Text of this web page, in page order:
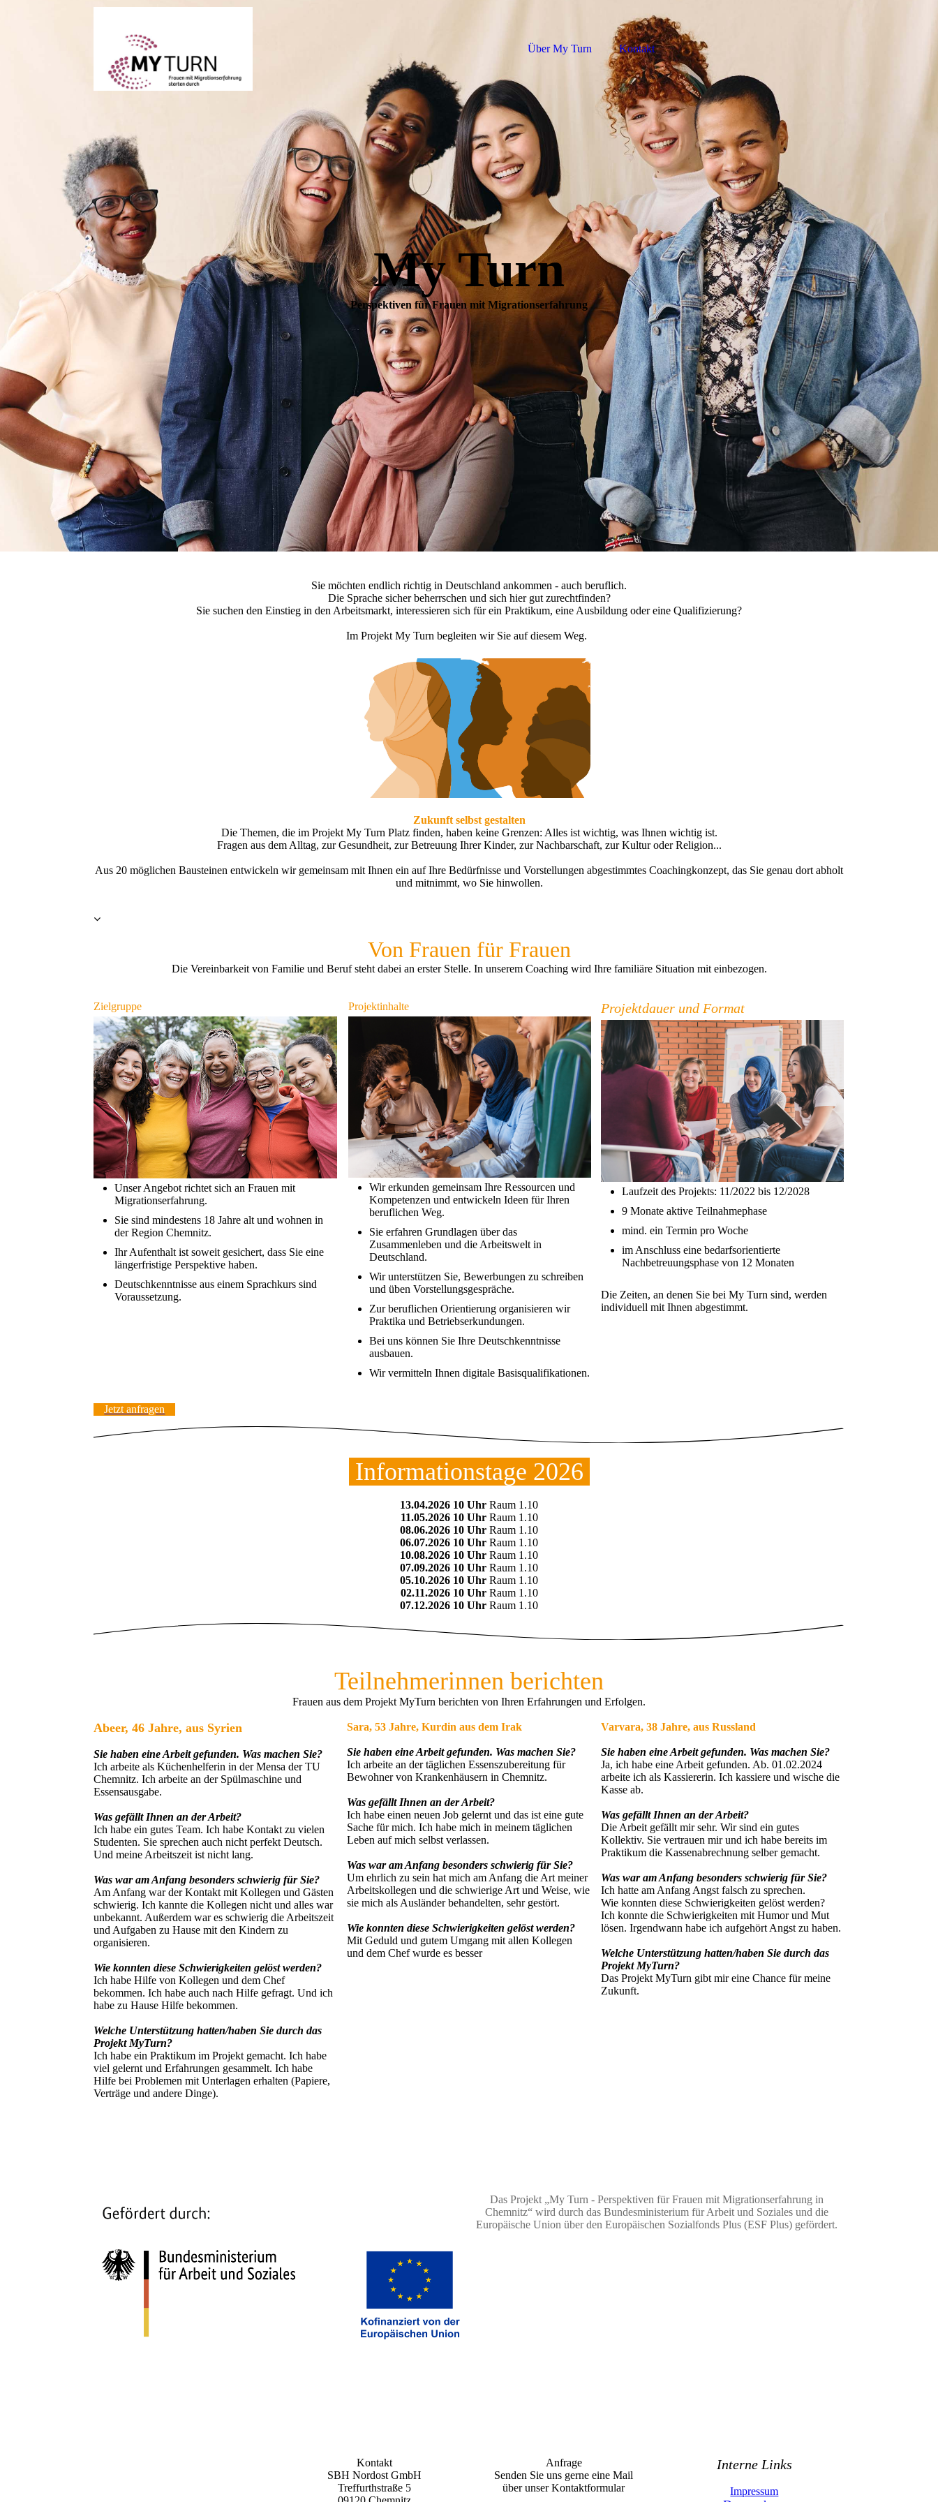
Über My Turn Kontakt
My Turn
Perspektiven für Frauen mit Migrationserfahrung
Sie möchten endlich richtig in Deutschland ankommen - auch beruflich.
Die Sprache sicher beherrschen und sich hier gut zurechtfinden?
Sie suchen den Einstieg in den Arbeitsmarkt, interessieren sich für ein Praktikum, eine Ausbildung oder eine Qualifizierung?
Im Projekt My Turn begleiten wir Sie auf diesem Weg.
Zukunft selbst gestalten
Die Themen, die im Projekt My Turn Platz finden, haben keine Grenzen: Alles ist wichtig, was Ihnen wichtig ist.
Fragen aus dem Alltag, zur Gesundheit, zur Betreuung Ihrer Kinder, zur Nachbarschaft, zur Kultur oder Religion...
Aus 20 möglichen Bausteinen entwickeln wir gemeinsam mit Ihnen ein auf Ihre Bedürfnisse und Vorstellungen abgestimmtes Coachingkonzept, das Sie genau dort abholt
und mitnimmt, wo Sie hinwollen.
Von Frauen für Frauen
Die Vereinbarkeit von Familie und Beruf steht dabei an erster Stelle. In unserem Coaching wird Ihre familiäre Situation mit einbezogen.
Zielgruppe
Unser Angebot richtet sich an Frauen mit
Migrationserfahrung.
Sie sind mindestens 18 Jahre alt und wohnen in
der Region Chemnitz.
Ihr Aufenthalt ist soweit gesichert, dass Sie eine
längerfristige Perspektive haben.
Deutschkenntnisse aus einem Sprachkurs sind
Voraussetzung.
Projektinhalte
Wir erkunden gemeinsam Ihre Ressourcen und
Kompetenzen und entwickeln Ideen für Ihren
beruflichen Weg.
Sie erfahren Grundlagen über das
Zusammenleben und die Arbeitswelt in
Deutschland.
Wir unterstützen Sie, Bewerbungen zu schreiben
und üben Vorstellungsgespräche.
Zur beruflichen Orientierung organisieren wir
Praktika und Betriebserkundungen.
Bei uns können Sie Ihre Deutschkenntnisse
ausbauen.
Wir vermitteln Ihnen digitale Basisqualifikationen.
Projektdauer und Format
Laufzeit des Projekts: 11/2022 bis 12/2028
9 Monate aktive Teilnahmephase
mind. ein Termin pro Woche
im Anschluss eine bedarfsorientierte
Nachbetreuungsphase von 12 Monaten
Die Zeiten, an denen Sie bei My Turn sind, werden
individuell mit Ihnen abgestimmt.
Jetzt anfragen
Informationstage 2026
13.04.2026 10 Uhr Raum 1.10
11.05.2026 10 UhrRaum 1.10
08.06.2026 10 Uhr Raum 1.10
06.07.2026 10 Uhr Raum 1.10
10.08.2026 10 Uhr Raum 1.10
07.09.2026 10 Uhr Raum 1.10
05.10.2026 10 Uhr Raum 1.10
02.11.2026 10 UhrRaum 1.10
07.12.2026 10 Uhr Raum 1.10
Teilnehmerinnen berichten
Frauen aus dem Projekt MyTurn berichten von Ihren Erfahrungen und Erfolgen.
Abeer, 46 Jahre, aus Syrien
Sie haben eine Arbeit gefunden. Was machen Sie?
Ich arbeite als Küchenhelferin in der Mensa der TU
Chemnitz. Ich arbeite an der Spülmaschine und
Essensausgabe.
Was gefällt Ihnen an der Arbeit?
Ich habe ein gutes Team. Ich habe Kontakt zu vielen
Studenten. Sie sprechen auch nicht perfekt Deutsch.
Und meine Arbeitszeit ist nicht lang.
Was war am Anfang besonders schwierig für Sie?
Am Anfang war der Kontakt mit Kollegen und Gästen
schwierig. Ich kannte die Kollegen nicht und alles war
unbekannt. Außerdem war es schwierig die Arbeitszeit
und Aufgaben zu Hause mit den Kindern zu
organisieren.
Wie konnten diese Schwierigkeiten gelöst werden?
Ich habe Hilfe von Kollegen und dem Chef
bekommen. Ich habe auch nach Hilfe gefragt. Und ich
habe zu Hause Hilfe bekommen.
Welche Unterstützung hatten/haben Sie durch das
Projekt MyTurn?
Ich habe ein Praktikum im Projekt gemacht. Ich habe
viel gelernt und Erfahrungen gesammelt. Ich habe
Hilfe bei Problemen mit Unterlagen erhalten (Papiere,
Verträge und andere Dinge).
Sara, 53 Jahre, Kurdin aus dem Irak
Sie haben eine Arbeit gefunden. Was machen Sie?
Ich arbeite an der täglichen Essenszubereitung für
Bewohner von Krankenhäusern in Chemnitz.
Was gefällt Ihnen an der Arbeit?
Ich habe einen neuen Job gelernt und das ist eine gute
Sache für mich. Ich habe mich in meinem täglichen
Leben auf mich selbst verlassen.
Was war am Anfang besonders schwierig für Sie?
Um ehrlich zu sein hat mich am Anfang die Art meiner
Arbeitskollegen und die schwierige Art und Weise, wie
sie mich als Ausländer behandelten, sehr gestört.
Wie konnten diese Schwierigkeiten gelöst werden?
Mit Geduld und gutem Umgang mit allen Kollegen
und dem Chef wurde es besser
Varvara, 38 Jahre, aus Russland
Sie haben eine Arbeit gefunden. Was machen Sie?
Ja, ich habe eine Arbeit gefunden. Ab. 01.02.2024
arbeite ich als Kassiererin. Ich kassiere und wische die
Kasse ab.
Was gefällt Ihnen an der Arbeit?
Die Arbeit gefällt mir sehr. Wir sind ein gutes
Kollektiv. Sie vertrauen mir und ich habe bereits im
Praktikum die Kassenabrechnung selber gemacht.
Was war am Anfang besonders schwierig für Sie?
Ich hatte am Anfang Angst falsch zu sprechen.
Wie konnten diese Schwierigkeiten gelöst werden?
Ich konnte die Schwierigkeiten mit Humor und Mut
lösen. Irgendwann habe ich aufgehört Angst zu haben.
Welche Unterstützung hatten/haben Sie durch das
Projekt MyTurn?
Das Projekt MyTurn gibt mir eine Chance für meine
Zukunft.
Das Projekt „My Turn - Perspektiven für Frauen mit Migrationserfahrung in
Chemnitz“ wird durch das Bundesministerium für Arbeit und Soziales und die
Europäische Union über den Europäischen Sozialfonds Plus (ESF Plus) gefördert.
Kontakt
SBH Nordost GmbH
Treffurthstraße 5
Anfrage
Senden Sie uns gerne eine Mail
über unser Kontaktformular
Interne Links
Impressum